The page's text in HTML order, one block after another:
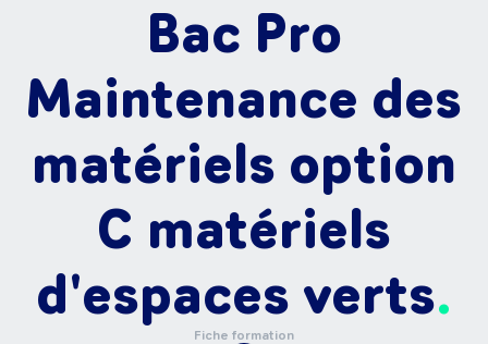
Bac Pro
Maintenance des
matériels option
C matériels
d'espaces verts
Fiche formation